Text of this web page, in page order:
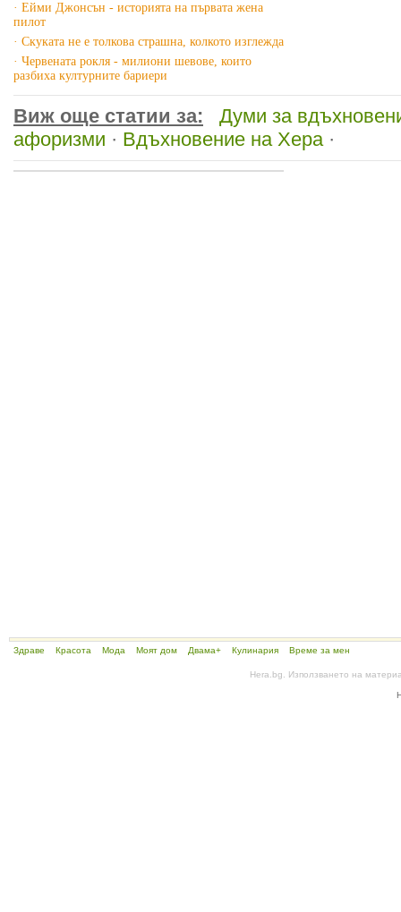
· Ейми Джонсън - историята на първата жена
пилот
· Скуката не е толкова страшна, колкото изглежда
· Червената рокля - милиони шевове, които
разбиха културните бариери
Виж още статии за:
Думи за
афоризми · Вдъхновение на Хера·
Здраве Красота Мода Моят дом Двама+ Кулинария Време за мен
Hera.bg. Използването на